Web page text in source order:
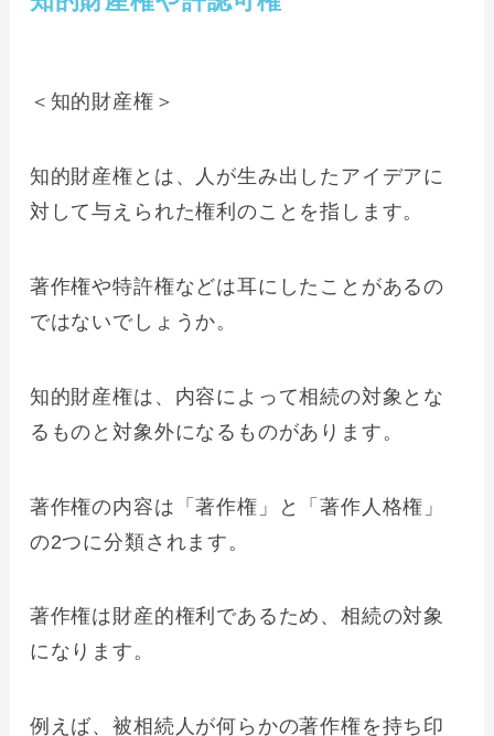
＜知的財産権＞
知的財産権とは、人が生み出したアイデアに
対して与えられた権利のことを指します。
著作権や特許権などは耳にしたことがあるの
ではないでしょうか。
知的財産権は、内容によって相続の対象とな
るものと対象外になるものがあります。
著作権の内容は「著作権」と「著作人格権」
の2つに分類されます。
著作権は財産的権利であるため、相続の対象
になります。
例えば、被相続人が何らかの著作権を持ち印